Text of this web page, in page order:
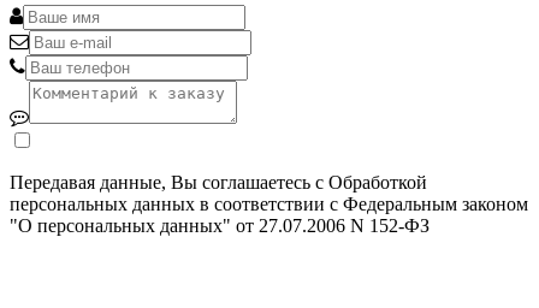
Передавая данные, Вы соглашаетесь с Обработкой
персональных данных в соответствии с Федеральным законом
"О персональных данных" от 27.07.2006 N 152-ФЗ